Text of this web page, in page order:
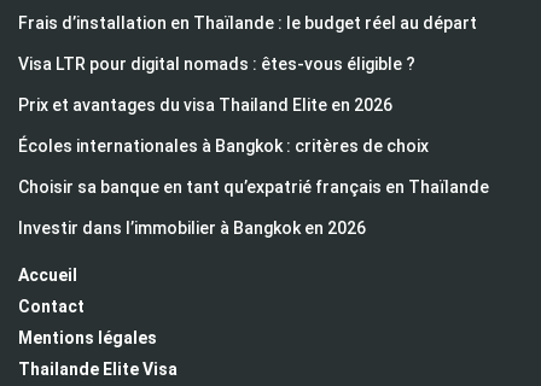
Frais d’installation en Thaïlande : le budget réel au départ
Visa LTR pour digital nomads : êtes-vous éligible ?
Prix et avantages du visa Thailand Elite en 2026
Écoles internationales à Bangkok : critères de choix
Choisir sa banque en tant qu’expatrié français en Thaïlande
Investir dans l’immobilier à Bangkok en 2026
Accueil
Contact
Mentions légales
Thailande Elite Visa